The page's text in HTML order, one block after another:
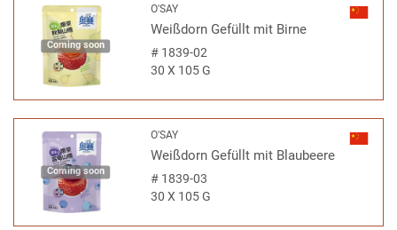
Coming soon
O'SAY
Weißdorn Gefüllt mit Birne
#1839-02
30 X 105 G
Coming soon
O'SAY
Weißdorn Gefüllt mit Blaubeere
#1839-03
30 X 105 G